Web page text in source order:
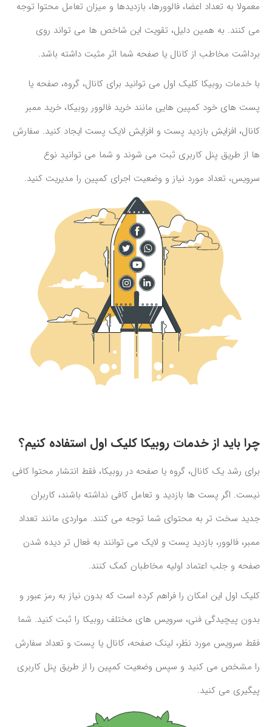
معمولا به تعداد اعضا، فالوورها، بازدیدها و میزان تعامل محتوا توجه
می کنند. به همین دلیل، تقویت این شاخص ها می تواند روی
برداشت مخاطب از کانال یا صفحه شما اثر مثبت داشته باشد.
با خدمات روبیکا کلیک اول می توانید برای کانال، گروه، صفحه یا
پست های خود کمپین هایی مانند خرید فالوور روبیکا، خرید ممبر
کانال، افزایش بازدید پست و افزایش لایک پست ایجاد کنید. سفارش
ها از طریق پنل کاربری ثبت می شوند و شما می توانید نوع
سرویس، تعداد مورد نیاز و وضعیت اجرای کمپین را مدیریت کنید.
چرا باید از خدمات روبیکا کلیک اول استفاده کنیم؟
برای رشد یک کانال، گروه یا صفحه در روبیکا، فقط انتشار محتوا کافی
نیست. اگر پست ها بازدید و تعامل کافی نداشته باشند، کاربران
جدید سخت تر به محتوای شما توجه می کنند. مواردی مانند تعداد
ممبر، فالوور، بازدید پست و لایک می توانند به فعال تر دیده شدن
صفحه و جلب اعتماد اولیه مخاطبان کمک کنند.
کلیک اول این امکان را فراهم کرده است که بدون نیاز به رمز عبور و
بدون پیچیدگی فنی، سرویس های مختلف روبیکا را ثبت کنید. شما
فقط سرویس مورد نظر، لینک صفحه، کانال یا پست و تعداد سفارش
را مشخص می کنید و سپس وضعیت کمپین را از طریق پنل کاربری
پیگیری می کنید.